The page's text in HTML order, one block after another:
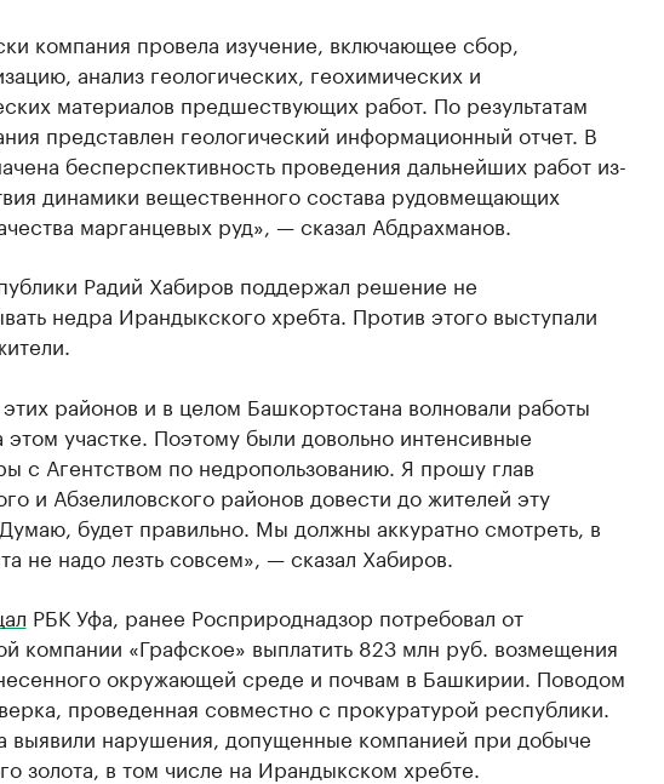
компания провела изучение, включающее сбор,
анализ геологических, геохимических и
материалов предшествующих работ. По результатам
представлен геологический информационный отчет. В
бесперспективность проведения дальнейших работ из-
динамики вещественного состава рудовмещающих
марганцевых руд», — сказал Абдрахманов.
Радий Хабиров поддержал решение не
недра Ирандыкского хребта. Против этого выступали
районов и в целом Башкортостана волновали работы
участке. Поэтому были довольно интенсивные
с Агентством по недропользованию. Я прошу глав
и Абзелиловского районов довести до жителей эту
будет правильно. Мы должны аккуратно смотреть, в
не надо лезть совсем», — сказал Хабиров.
РБК Уфа, ранее Росприроднадзор потребовал от
компании «Графское» выплатить 823 млн руб. возмещения
окружающей среде и почвам в Башкирии. Поводом
проведенная совместно с прокуратурой республики.
выявили нарушения, допущенные компанией при добыче
золота, в том числе на Ирандыкском хребте.